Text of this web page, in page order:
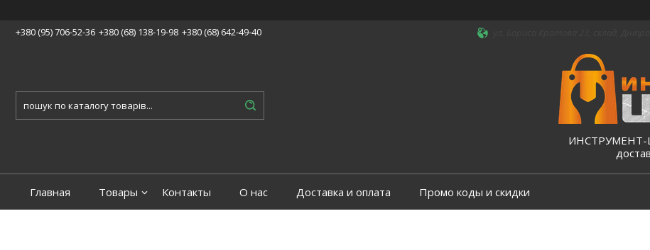
+380 (95) 706-52-36 +380 (68) 138-19-98 +380 (68) 642-49-40
ИНСТРУМЕНТ-
Главная Товары Контакты О нас Доставка и оплата Промо коды и скидки